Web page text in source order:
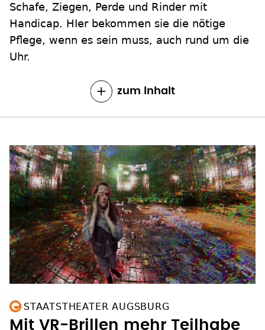
Schafe, Ziegen, Perde und Rinder mit
Handicap. HIer bekommen sie die nötige
Pflege, wenn es sein muss, auch rund um die
Uhr.
zum Inhalt
STAATSTHEATER AUGSBURG
Mit VR-Brillen mehr Teilhabe